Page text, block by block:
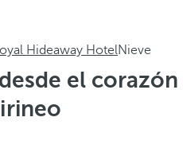
Hideaway HotelNieve
el corazón